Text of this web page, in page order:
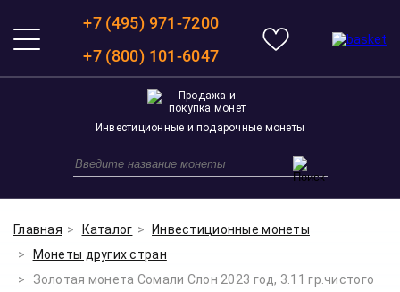
+7 (495) 971-7200
+7 (800) 101-6047
Инвестиционные и подарочные монеты
Главная Каталог
Инвестиционные монеты
Монеты других стран
Золотая монета Сомали Слон 2023 год, 3.11 гр.чистого